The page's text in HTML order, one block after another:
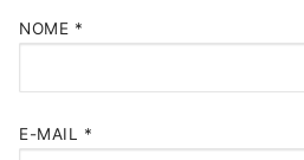
NOME *
E-MAIL *